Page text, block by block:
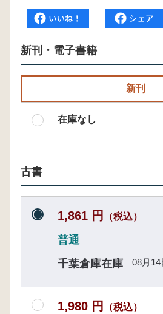
新刊・電子書籍
新刊
在庫なし
古書
1,861 円 （税込）
普通
千葉倉庫在庫
08月
1,980 円 （税込）